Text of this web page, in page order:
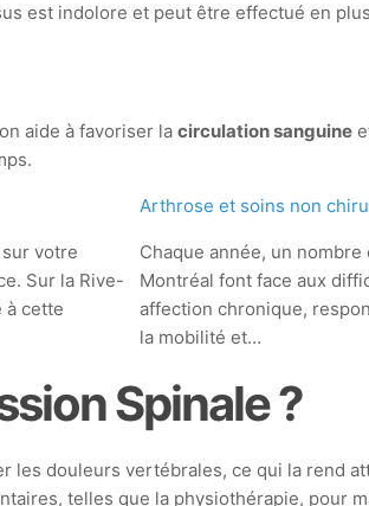
est indolore et peut être effectué en
aide à favoriser lacirculation sanguine
votre
Sur la Rive-
à cette
Arthrose et soins non
Chaque année, un
Montréal font face aux
affection chronique,
la mobilité et…
Spinale ?
les douleurs vertébrales, ce qui la rend
telles que la physiothérapie, pour